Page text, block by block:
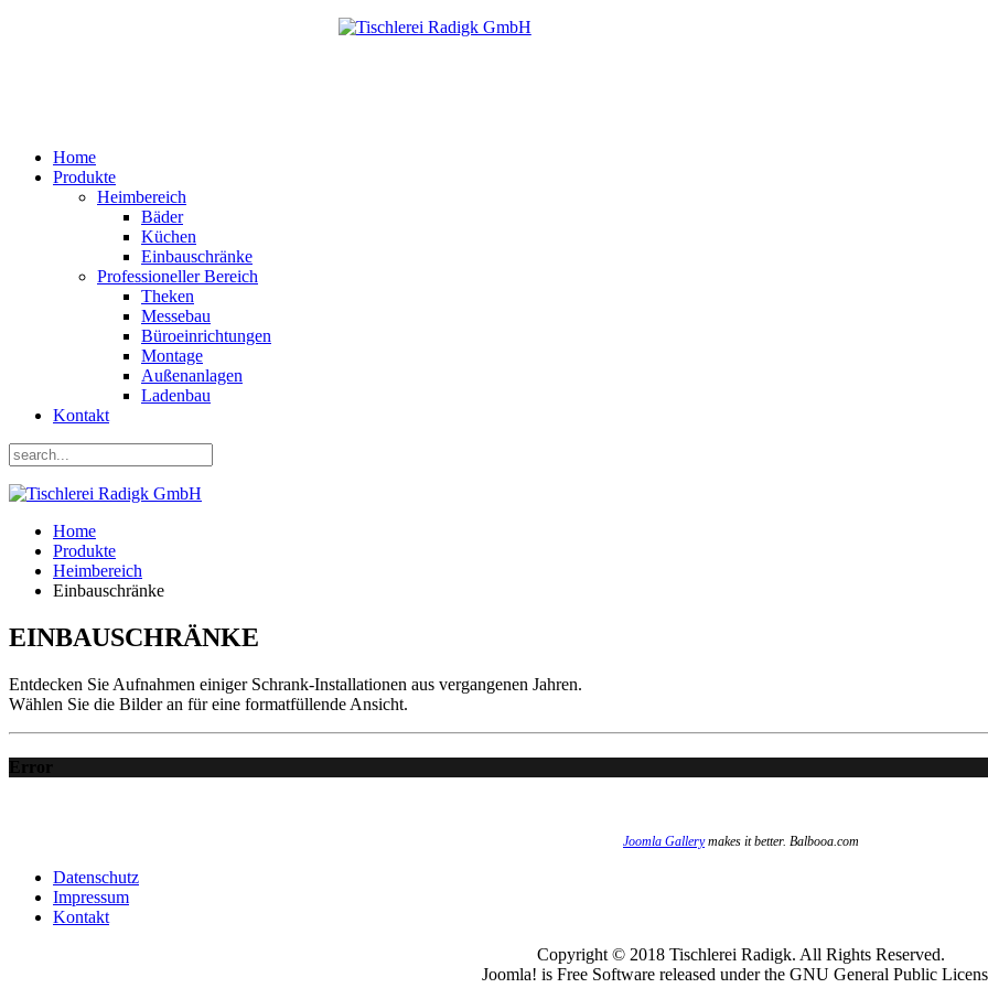
Home
Produkte
Heimbereich
Bäder
Küchen
Einbauschränke
Professioneller Bereich
Theken
Messebau
Büroeinrichtungen
Montage
Außenanlagen
Ladenbau
Kontakt
Home
Produkte
Heimbereich
Einbauschränke
EINBAUSCHRÄNKE
Entdecken Sie Aufnahmen einiger Schrank-Installationen aus vergangenen Jahren.
Wählen Sie die Bilder an für eine formatfüllende Ansicht.
Error
Joomla Gallerymakes it better. Balbooa.com
Datenschutz
Impressum
Kontakt
Copyright © 2018 Tischlerei Radigk. All Rights Reserved.
Joomla! is Free Software released under the GNU General Public